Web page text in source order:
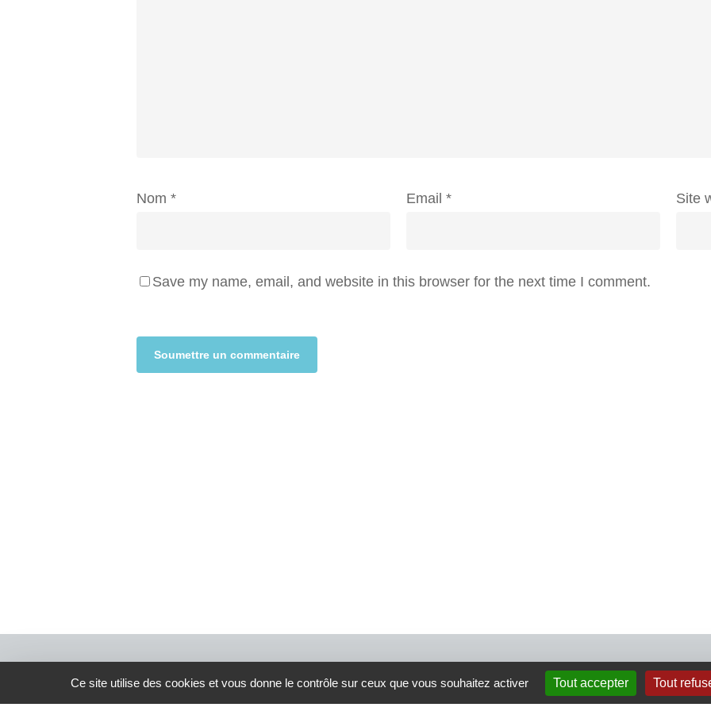
Nom * Email * Site
Save my name, email, and website in this browser for the next time I comment.
4 rue Crec’h-Ugen
22810 Belle Isle en Terre
Ce site utilise des cookies et vous donne le contrôle sur ceux que vous souhaitez activer Tout accepter Tout